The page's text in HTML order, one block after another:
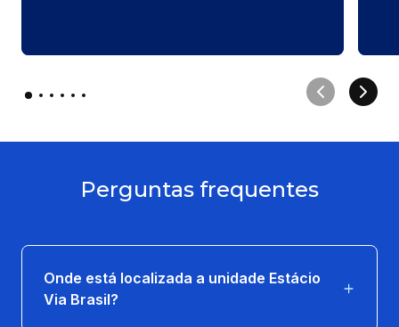
Perguntas frequentes
Onde está localizada a unidade Estácio
Via Brasil?